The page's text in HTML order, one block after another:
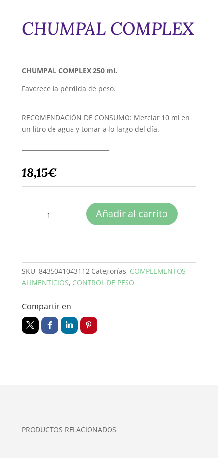
CHUMPAL COMPLEX
CHUMPAL COMPLEX 250 ml.
Favorece la pérdida de peso.
RECOMENDACIÓN DE CONSUMO: Mezclar 10 ml en
un litro de agua y tomar a lo largo del día.
18,15€
COMPLEX
Añadir al carrito
SKU: 8435041043112 Categorías: COMPLEMENTOS
ALIMENTICIOS, CONTROL DE PESO
Compartir en
PRODUCTOS RELACIONADOS